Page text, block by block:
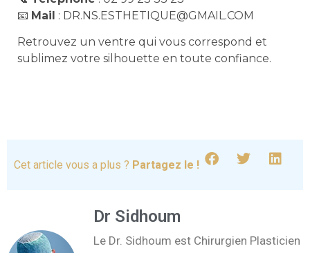
📧 Mail : DR.NS.ESTHETIQUE@GMAIL.COM
Retrouvez un ventre qui vous correspond et
sublimez votre silhouette en toute confiance.
Cet article vous a plus ? Partagez le !
Dr Sidhoum
Le Dr. Sidhoum est Chirurgien Plasticien